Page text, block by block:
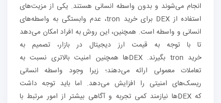
انجام می‌شوند و بدون واسطه انسانی هستند. یکی از مزیت‌های
استفاده از DEX برای خرید tron، عدم وابستگی به واسطه‌های
انسانی و واسطه است. همچنین، این روش به افراد امکان می‌دهد
تا با توجه به قیمت ارز دیجیتال در بازار، تصمیم به
خرید tron بگیرند. DEX‌ها همچنین امنیت بالاتری نسبت به
تعاملات معمولی ارائه می‌دهند؛ زیرا وجود واسطه انسانی
ریسک‌های امنیتی را افزایش می‌دهد. اما باید توجه داشت
که DEX‌ها نیازمند کمی تجربه و آگاهی بیشتر از امور مرتبط با